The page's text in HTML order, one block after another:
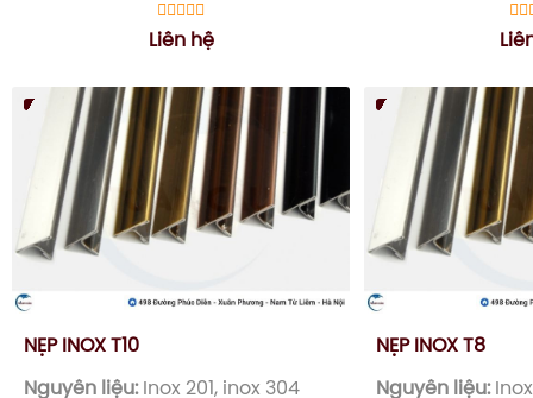
Liên hệ
NẸP INOX T10
Nguyên liệu:Inox 201, inox 304
NẸP INOX T8
Nguyên liệu:Inox